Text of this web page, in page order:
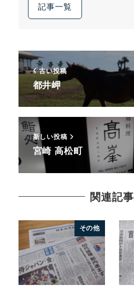
記事一覧
古い投稿
都井岬
新しい投稿
宮崎 高松町
関連記事
その他